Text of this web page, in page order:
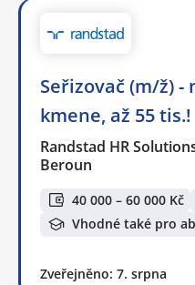
Seřizovač (m/ž) -
kmene, až 55 tis.!
Randstad HR
Beroun
40 000 – 60 000 Kč
Vhodné také pro
Zveřejněno: 7. srpna